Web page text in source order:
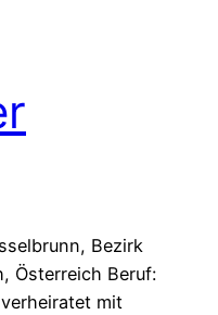
Bezirk
Österreich Beruf:
mit